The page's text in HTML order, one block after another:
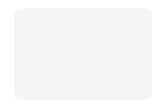
Замена SSD